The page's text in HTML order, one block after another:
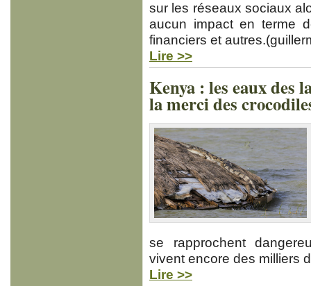
sur les réseaux sociaux
aucun impact en terme
financiers et
Lire >>
Kenya : les eaux des
la merci des
se rapprochent
vivent encore des milliers
Lire >>